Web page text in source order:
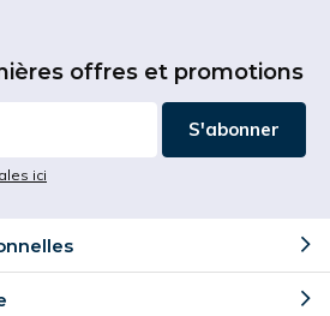
offres et promotions
S'abonner
ici